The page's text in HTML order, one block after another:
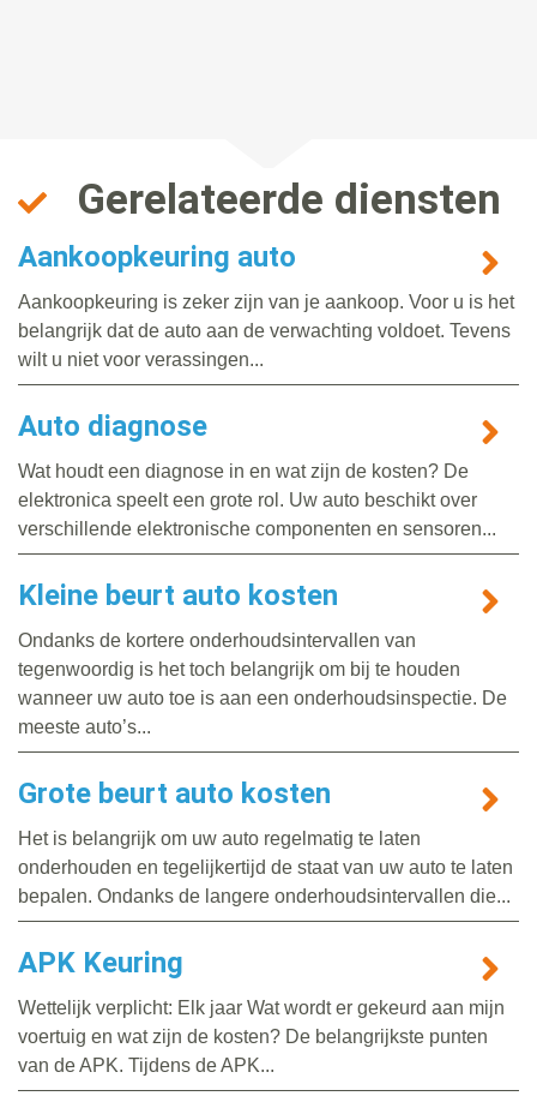
Gerelateerde diensten
Aankoopkeuring auto
Aankoopkeuring is zeker zijn van je aankoop. Voor u is het
belangrijk dat de auto aan de verwachting voldoet. Tevens
wilt u niet voor verassingen...
Auto diagnose
Wat houdt een diagnose in en wat zijn de kosten? De
elektronica speelt een grote rol. Uw auto beschikt over
verschillende elektronische componenten en sensoren...
Kleine beurt auto kosten
Ondanks de kortere onderhoudsintervallen van
tegenwoordig is het toch belangrijk om bij te houden
wanneer uw auto toe is aan een onderhoudsinspectie. De
meeste auto’s...
Grote beurt auto kosten
Het is belangrijk om uw auto regelmatig te laten
onderhouden en tegelijkertijd de staat van uw auto te laten
bepalen. Ondanks de langere onderhoudsintervallen die...
APK Keuring
Wettelijk verplicht: Elk jaar Wat wordt er gekeurd aan mijn
voertuig en wat zijn de kosten? De belangrijkste punten
van de APK. Tijdens de APK...